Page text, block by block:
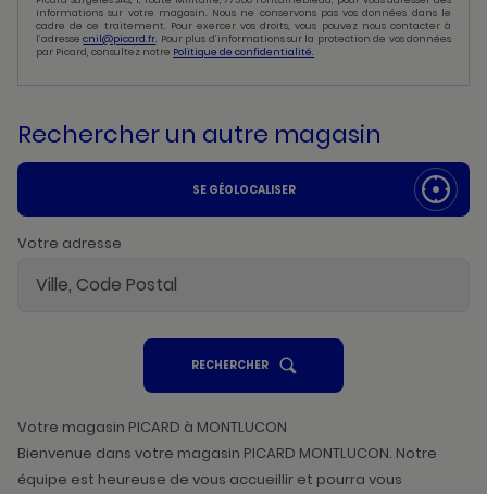
informations sur votre magasin. Nous ne conservons pas vos données dans le
cadre de ce traitement. Pour exercer vos droits, vous pouvez nous contacter à
l’adressecnil@picard.fr. Pour plus d’informations sur la protection de vos données
par Picard, consultez notre Politique de confidentialité.
Rechercher un autre magasin
SE GÉOLOCALISER
Votre adresse
RECHERCHERUN
POINT
VENTE
Votre magasin PICARD à MONTLUCON
Bienvenue dans votre magasin PICARD MONTLUCON. Notre
équipe est heureuse de vous accueillir et pourra vous